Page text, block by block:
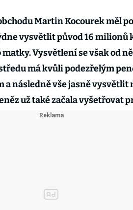
Martin Kocourek měl
vysvětlit původ 16 milionů
Vysvětlení se však od
má kvůli podezřelým
a následně vše jasně vysvětlit
už také začala vyšetřovat